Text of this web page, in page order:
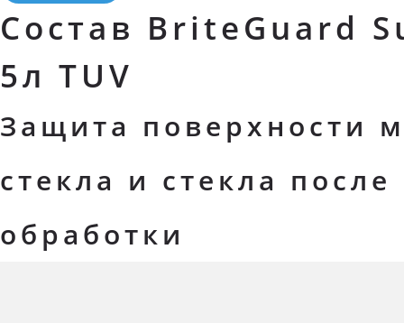
Состав BriteGuard
5л TUV
Защита поверхности
стекла и стекла
обработки